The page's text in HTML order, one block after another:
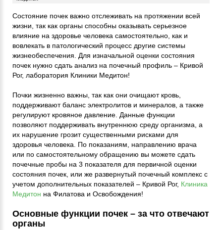
Состояние почек важно отслеживать на протяжении всей
жизни, так как органы способны оказывать серьезное
влияние на здоровье человека самостоятельно, как и
вовлекать в патологический процесс другие системы
жизнеобеспечения. Для изначальной оценки состояния
почек нужно сдать анализ на почечный профиль – Кривой
Рог, лаборатория Клиники Медитон!
Почки жизненно важны, так как они очищают кровь,
поддерживают баланс электролитов и минералов, а также
регулируют кровяное давление. Данные функции
позволяют поддерживать внутреннюю среду организма, а
их нарушение грозит существенными рисками для
здоровья человека. По показаниям, направлению врача
или по самостоятельному обращению вы можете сдать
почечные пробы на 3 показателя для первичной оценки
состояния почек, или же развернутый почечный комплекс с
учетом дополнительных показателей – Кривой Рог, Клиника
Медитон на Филатова и Освобождения!
Основные функции почек – за что отвечают
органы